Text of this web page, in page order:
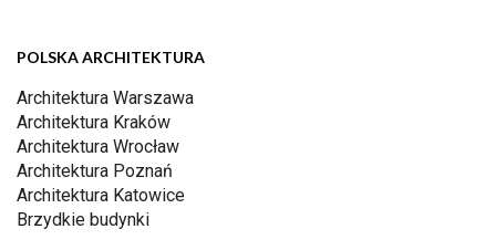
POLSKA ARCHITEKTURA
Architektura Warszawa
Architektura Kraków
Architektura Wrocław
Architektura Poznań
Architektura Katowice
Brzydkie budynki